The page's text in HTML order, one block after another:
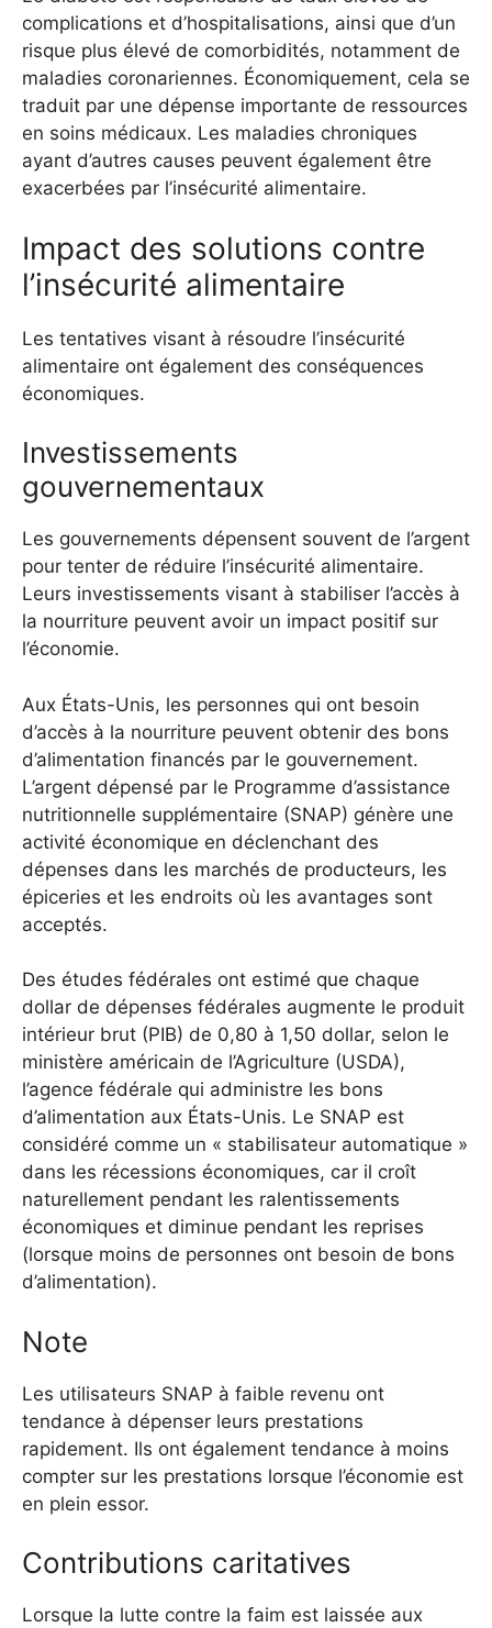
complications et d’hospitalisations, ainsi que d’un
risque plus élevé de comorbidités, notamment de
maladies coronariennes. Économiquement, cela se
traduit par une dépense importante de ressources
en soins médicaux. Les maladies chroniques
ayant d’autres causes peuvent également être
exacerbées par l’insécurité alimentaire.
Impact des solutions contre
l’insécurité alimentaire
Les tentatives visant à résoudre l’insécurité
alimentaire ont également des conséquences
économiques.
Investissements
gouvernementaux
Les gouvernements dépensent souvent de l’argent
pour tenter de réduire l’insécurité alimentaire.
Leurs investissements visant à stabiliser l’accès à
la nourriture peuvent avoir un impact positif sur
l’économie.
Aux États-Unis, les personnes qui ont besoin
d’accès à la nourriture peuvent obtenir des bons
d’alimentation financés par le gouvernement.
L’argent dépensé par le Programme d’assistance
nutritionnelle supplémentaire (SNAP) génère une
activité économique en déclenchant des
dépenses dans les marchés de producteurs, les
épiceries et les endroits où les avantages sont
acceptés.
Des études fédérales ont estimé que chaque
dollar de dépenses fédérales augmente le produit
intérieur brut (PIB) de 0,80 à 1,50 dollar, selon le
ministère américain de l’Agriculture (USDA),
l’agence fédérale qui administre les bons
d’alimentation aux États-Unis. Le SNAP est
considéré comme un « stabilisateur automatique »
dans les récessions économiques, car il croît
naturellement pendant les ralentissements
économiques et diminue pendant les reprises
(lorsque moins de personnes ont besoin de bons
d’alimentation).
Note
Les utilisateurs SNAP à faible revenu ont
tendance à dépenser leurs prestations
rapidement. Ils ont également tendance à moins
compter sur les prestations lorsque l’économie est
en plein essor.
Contributions caritatives
Lorsque la lutte contre la faim est laissée aux